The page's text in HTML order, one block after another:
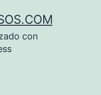
con